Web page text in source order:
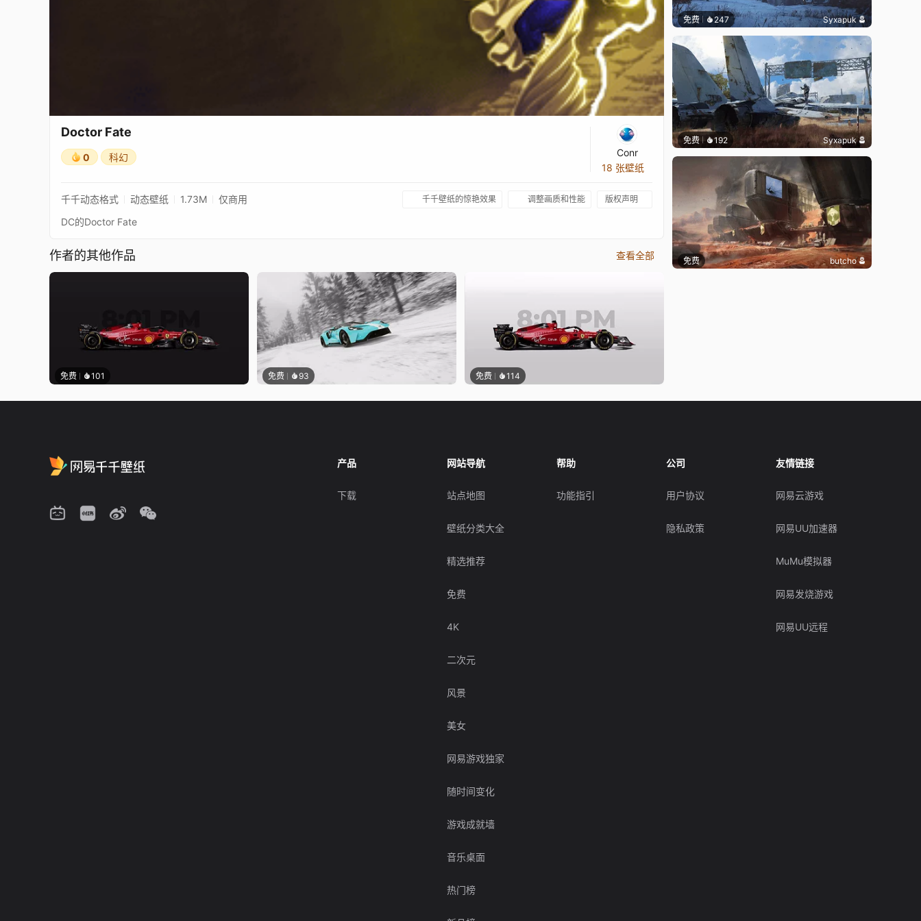
Doctor Fate
0 科幻
Conr
18 张壁纸
千千动态格式 动态壁纸 1.73M 仅商用 千千壁纸的惊艳效果 调整画质和性能 版权声明
DC的Doctor Fate
作者的其他作品 查看全部
免费 101 免费 93 免费 114
免费 247 Syxapuk
免费 192 Syxapuk
免费 butcho
产品
下载
网站导航
站点地图
壁纸分类大全
精选推荐
免费
4K
二次元
风景
美女
网易游戏独家
随时间变化
游戏成就墙
音乐桌面
热门榜
帮助
功能指引
公司
用户协议
隐私政策
友情链接
网易云游戏
网易UU加速器
MuMu模拟器
网易发烧游戏
网易UU远程